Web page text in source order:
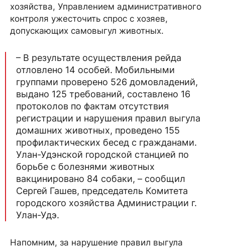
хозяйства, Управлением административного
контроля ужесточить спрос с хозяев,
допускающих самовыгул животных.
– В результате осуществления рейда
отловлено 14 особей. Мобильными
группами проверено 526 домовладений,
выдано 125 требований, составлено 16
протоколов по фактам отсутствия
регистрации и нарушения правил выгула
домашних животных, проведено 155
профилактических бесед с гражданами.
Улан-Удэнской городской станцией по
борьбе с болезнями животных
вакцинировано 84 собаки, – сообщил
Сергей Гашев, председатель Комитета
городского хозяйства Администрации г.
Улан-Удэ.
Напомним, за нарушение правил выгула